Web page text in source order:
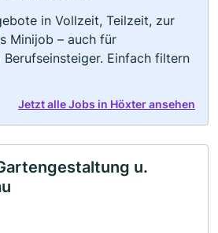
in Vollzeit, Teilzeit, zur
Minijob – auch für
Berufseinsteiger. Einfach filtern
Jetzt alle Jobs in Höxter ansehen
u.